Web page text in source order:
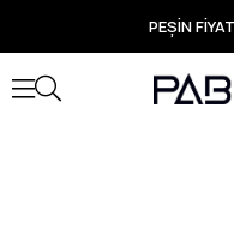
PEŞİN
TÜM
Yeni Sezon
Seçili